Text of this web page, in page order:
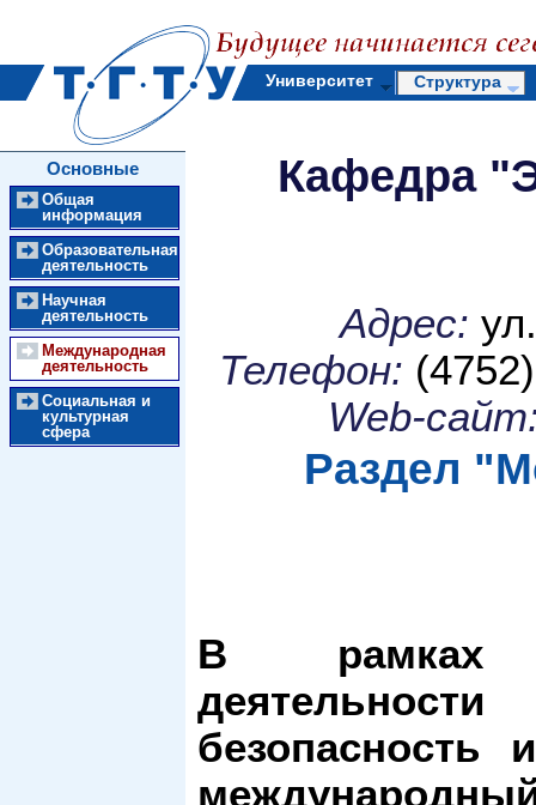
Университет Структура
Основные
разделы
Общая
информация
Образовательная
деятельность
Научная
деятельность
Международная
деятельность
Социальная и
культурная
сфера
Кафедра
Адрес:
Телефон:
Web-
Раздел "
В рамках